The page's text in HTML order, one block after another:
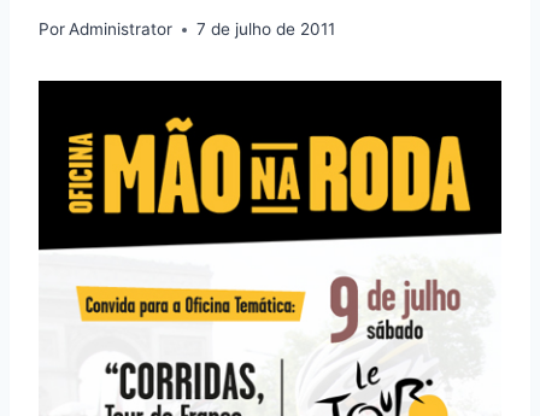
PorAdministrator 7 de julho de 2011